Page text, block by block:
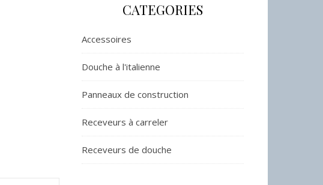
CATEGORIES
Accessoires
Douche à l'italienne
Panneaux de construction
Receveurs à carreler
Receveurs de douche